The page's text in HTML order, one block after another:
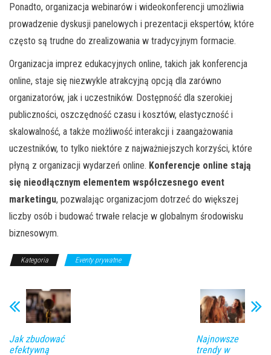
Ponadto, organizacja webinarów i wideokonferencji umożliwia
prowadzenie dyskusji panelowych i prezentacji ekspertów, które
często są trudne do zrealizowania w tradycyjnym formacie.
Organizacja imprez edukacyjnych online, takich jak konferencja
online, staje się niezwykle atrakcyjną opcją dla zarówno
organizatorów, jak i uczestników. Dostępność dla szerokiej
publiczności, oszczędność czasu i kosztów, elastyczność i
skalowalność, a także możliwość interakcji i zaangażowania
uczestników, to tylko niektóre z najważniejszych korzyści, które
płyną z organizacji wydarzeń online. Konferencje online stają
się nieodłącznym elementem współczesnego event
marketingu, pozwalając organizacjom dotrzeć do większej
liczby osób i budować trwałe relacje w globalnym środowisku
biznesowym.
Kategoria Eventy prywatne
Jak zbudować
efektywną
Najnowsze
trendy w